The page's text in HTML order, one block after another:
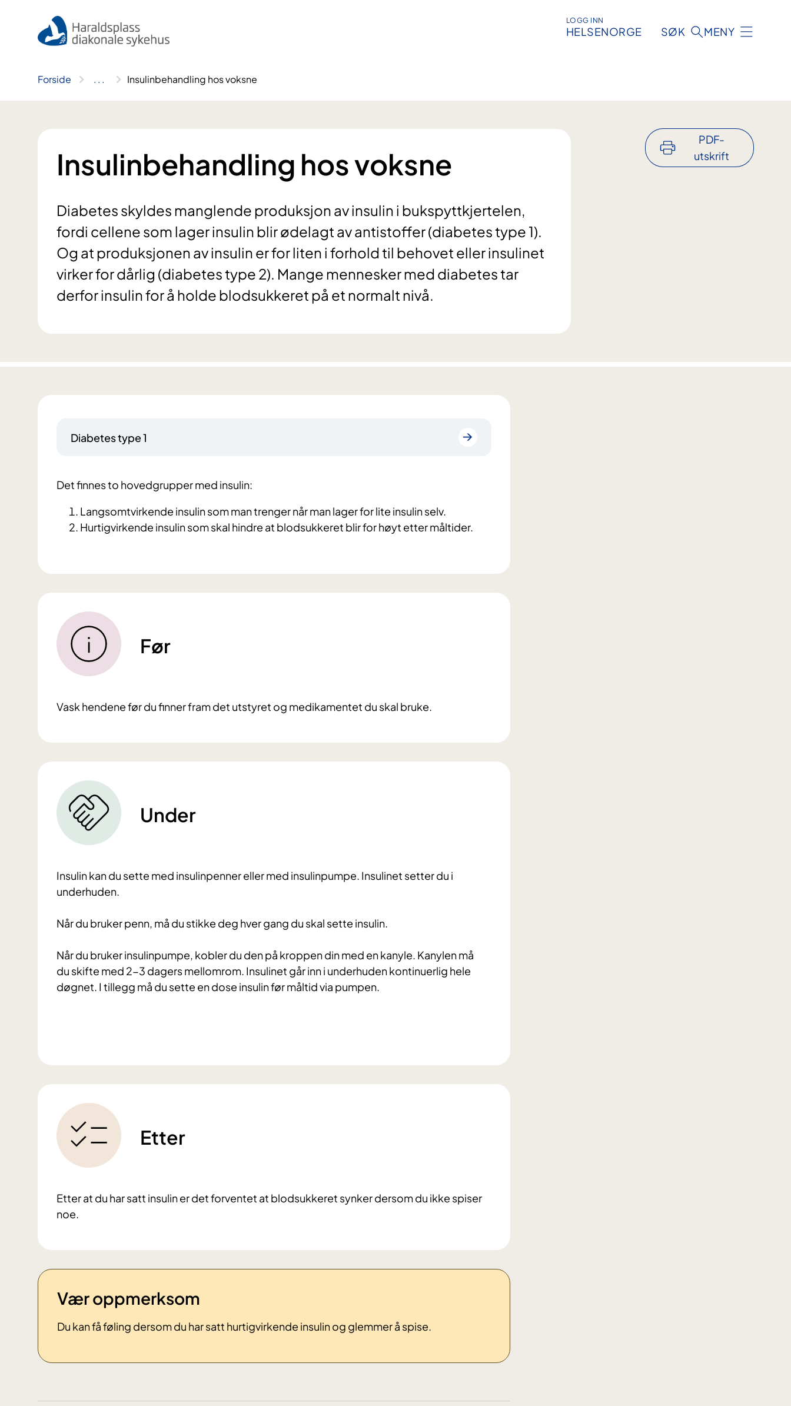
LOGG INN
HELSENORGE SØK MENY
Forside .. . Insulinbehandling hos voksne
Insulinbehandling hos voksne
Diabetes skyldes manglende produksjon av insulin i bukspyttkjertelen,
fordi cellene som lager insulin blir ødelagt av antistoffer (diabetes type 1).
Og at produksjonen av insulin er for liten i forhold til behovet eller insulinet
virker for dårlig (diabetes type 2). Mange mennesker med diabetes tar
derfor insulin for å holde blodsukkeret på et normalt nivå.
PDF-
utskrift
Diabetes type 1
Det finnes to hovedgrupper med insulin:
Langsomtvirkende insulin som man trenger når man lager for lite insulin selv.
Hurtigvirkende insulin som skal hindre at blodsukkeret blir for høyt etter måltider.
Før
Vask hendene før du finner fram det utstyret og medikamentet du skal bruke.
Under
Insulin kan du sette med insulinpenner eller med insulinpumpe. Insulinet setter du i
underhuden.
Når du bruker penn, må du stikke deg hver gang du skal sette insulin.
Når du bruker insulinpumpe, kobler du den på kroppen din med en kanyle. Kanylen må
du skifte med 2-3 dagers mellomrom. Insulinet går inn i underhuden kontinuerlig hele
døgnet. I tillegg må du sette en dose insulin før måltid via pumpen.
Etter
Etter at du har satt insulin er det forventet at blodsukkeret synker dersom du ikke spiser
noe.
Vær oppmerksom
Du kan få føling dersom du har satt hurtigvirkende insulin og glemmer å spise.